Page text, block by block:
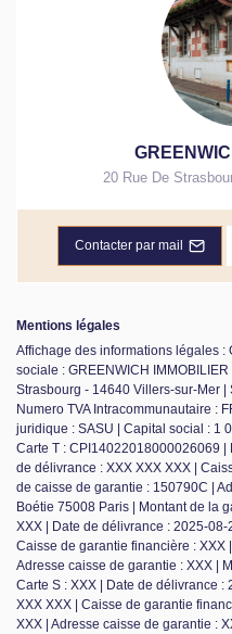
20 Rue De
Contacter par mail
Mentions légales
Affichage des informations légales :
sociale : GREENWICH
Strasbourg - 14640 Villers-sur-Mer |
Numero TVA Intracommunautaire :
juridique : SASU | Capital social : 1
Carte T : CPI14022018000026069
de délivrance : XXX XXX XXX |
de caisse de garantie : 150790C |
Boétie 75008 Paris | Montant de la
XXX | Date de délivrance : 2025-08-
Caisse de garantie financière : XXX
Adresse caisse de garantie : XXX |
Carte S : XXX | Date de délivrance
XXX XXX | Caisse de garantie
XXX | Adresse caisse de garantie :